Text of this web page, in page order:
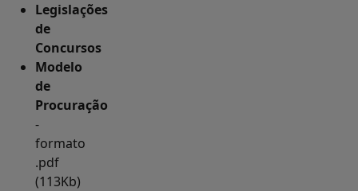
Legislações
de
Concursos
Modelo
de
Procuração
-
formato
.pdf
(113Kb)